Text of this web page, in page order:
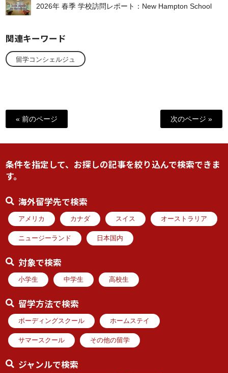
2026年 春季 学校訪問レポート：New Hampton School
関連キーワード
留学コンシェルジュ
« 前のページ 次のページ »
条件を指定して、お探しの記事を絞り込んで検索できま
す。
海外留学先で検索
アメリカ カナダ スイス オーストラリア
ニュージーランド 日本国内
対象で検索
小学生 中学生 高校生
留学方法で検索
ボーディングスクール ホームステイ
サマースクール その他の留学
ジャンルで検索